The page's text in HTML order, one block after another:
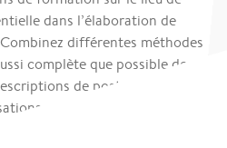
dans l’élaboration de
différentes méthodes
complète que possible des
de postes et de
entre le manager et
auprès des employés.